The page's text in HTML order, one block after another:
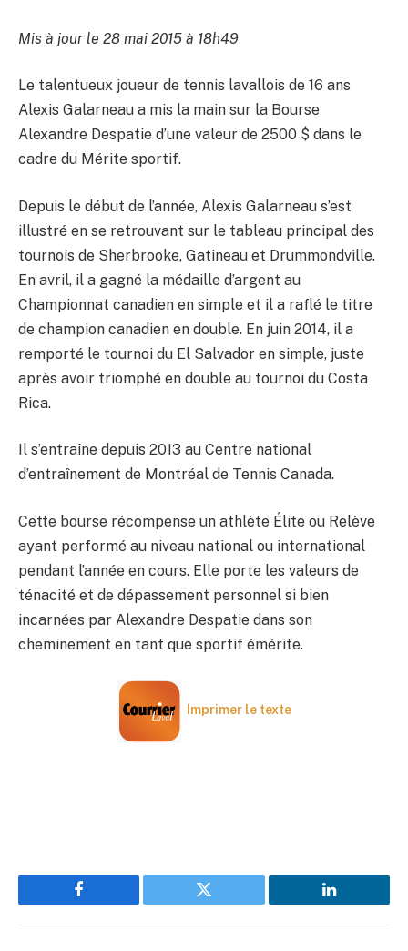
Mis à jour le 28 mai 2015 à 18h49
Le talentueux joueur de tennis lavallois de 16 ans
Alexis Galarneau a mis la main sur la Bourse
Alexandre Despatie d’une valeur de 2500 $ dans le
cadre du Mérite sportif.
Depuis le début de l’année, Alexis Galarneau s’est
illustré en se retrouvant sur le tableau principal des
tournois de Sherbrooke, Gatineau et Drummondville.
En avril, il a gagné la médaille d’argent au
Championnat canadien en simple et il a raflé le titre
de champion canadien en double. En juin 2014, il a
remporté le tournoi du El Salvador en simple, juste
après avoir triomphé en double au tournoi du Costa
Rica.
Il s’entraîne depuis 2013 au Centre national
d’entraînement de Montréal de Tennis Canada.
Cette bourse récompense un athlète Élite ou Relève
ayant performé au niveau national ou international
pendant l’année en cours. Elle porte les valeurs de
ténacité et de dépassement personnel si bien
incarnées par Alexandre Despatie dans son
cheminement en tant que sportif émérite.
Imprimer le texte
Facebook Twitter LinkedIn